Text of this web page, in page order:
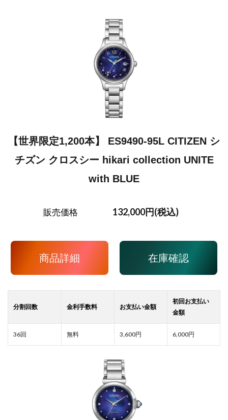
【世界限定1,200本】 ES9490-95L CITIZEN シ
チズン クロスシー hikari collection UNITE
with BLUE
販売価格 132,000円(税込)
商品詳細 在庫確認
3,600 6,000